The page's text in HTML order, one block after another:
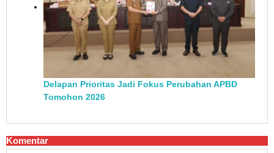
Delapan Prioritas Jadi Fokus Perubahan APBD
Tomohon 2026
Komentar